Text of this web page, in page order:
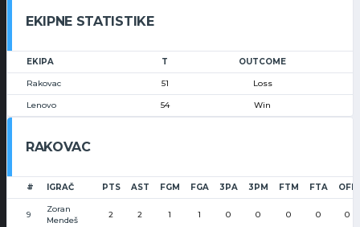
EKIPNE STATISTIKE
EKIPA T OUTCOME
Rakovac 51 Loss
Lenovo 54 Win
RAKOVAC
# IGRAČ PTS AST FGM FGA 3PA 3PM FTM FTA OFF
9
Zoran
Mendeš
2 2 1 1 0 0 0 0 0